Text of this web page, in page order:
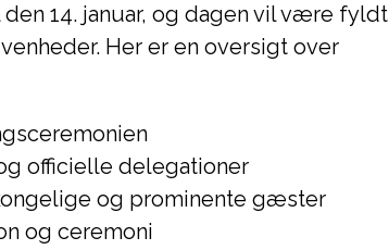
14. januar, og dagen vil være fyldt
Her er en oversigt over
officielle delegationer
og prominente gæster
og ceremoni